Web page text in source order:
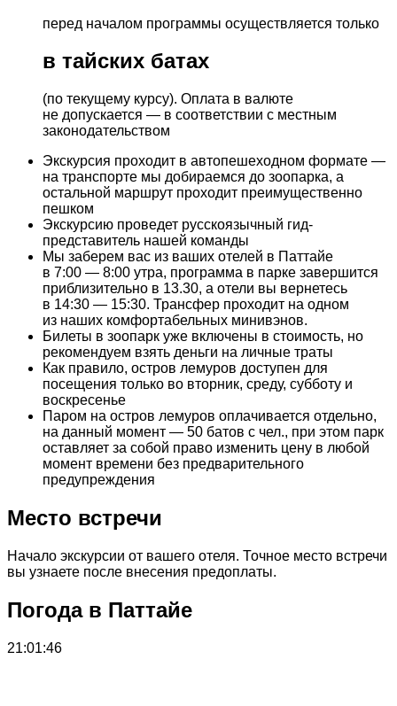
перед началом программы осуществляется только
в тайских батах
(по текущему курсу). Оплата в валюте
не допускается — в соответствии с местным
законодательством
Экскурсия проходит в автопешеходном формате —
на транспорте мы добираемся до зоопарка, а
остальной маршрут проходит преимущественно
пешком
Экскурсию проведет русскоязычный гид-
представитель нашей команды
Мы заберем вас из ваших отелей в Паттайе
в 7:00 — 8:00 утра, программа в парке завершится
приблизительно в 13.30, а отели вы вернетесь
в 14:30 — 15:30. Трансфер проходит на одном
из наших комфортабельных минивэнов.
Билеты в зоопарк уже включены в стоимость, но
рекомендуем взять деньги на личные траты
Как правило, остров лемуров доступен для
посещения только во вторник, среду, субботу и
воскресенье
Паром на остров лемуров оплачивается отдельно,
на данный момент — 50 батов с чел., при этом парк
оставляет за собой право изменить цену в любой
момент времени без предварительного
предупреждения
Место встречи
Начало экскурсии от вашего отеля. Точное место встречи
вы узнаете после внесения предоплаты.
Погода в Паттайе
21:01:46